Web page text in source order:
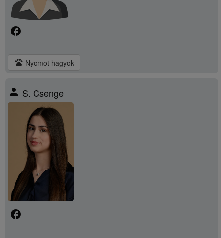
facebook
pets Nyomot hagyok
person S. Csenge
facebook